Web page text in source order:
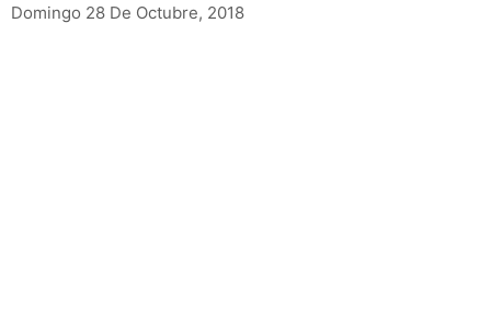
Domingo 28 De Octubre, 2018